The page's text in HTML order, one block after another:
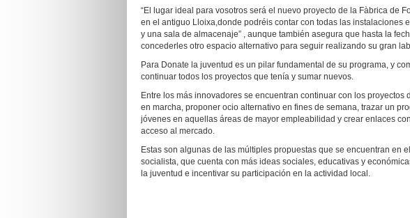
“El lugar ideal para vosotros será el nuevo proyecto de la Fàbrica de
en el antiguo Lloixa,donde podréis contar con todas las instalaciones
y una sala de almacenaje” , aunque también asegura que hasta la
concederles otro espacio alternativo para seguir realizando su gran
Para Donate la juventud es un pilar fundamental de su programa, y
continuar todos los proyectos que tenía y sumar nuevos.
Entre los más innovadores se encuentran continuar con los
en marcha, proponer ocio alternativo en fines de semana, trazar un
jóvenes en aquellas áreas de mayor empleabilidad y crear enlaces
acceso al mercado.
Estas son algunas de las múltiples propuestas que se encuentran en
socialista, que cuenta con más ideas sociales, educativas y
la juventud e incentivar su participación en la actividad local.